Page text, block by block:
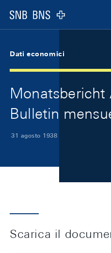
Logo
Dati economici
Monatsbericht
Bulletin
31 agosto 1938
Scarica il